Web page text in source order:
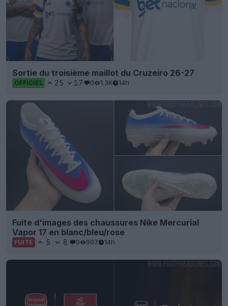
Sortie du troisième maillot du Cruzeiro 26-27
OFFICIEL 25 17 0 1.3K 14h
Fuite d'images des chaussures Nike Mercurial
Vapor 17 en blanc/bleu/rose
FUITE 5 8 0 807 14h